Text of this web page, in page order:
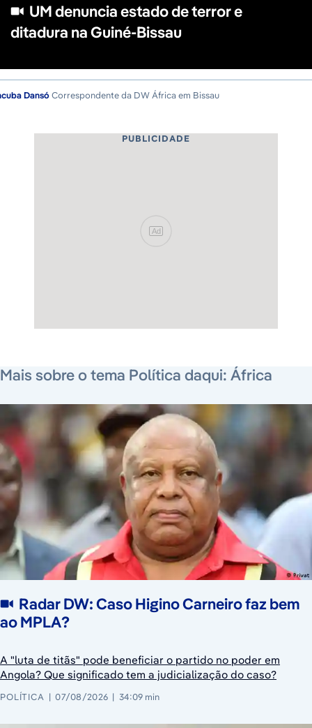
UM denuncia estado de terror e
ditadura na Guiné-Bissau
DansóCorrespondente da DW África em Bissau
PUBLICIDADE
Ad
Mais sobre o tema Política daqui: África
Radar DW: Caso Higino Carneiro faz bem
ao MPLA?
A "luta de titãs" pode beneficiar o partido no poder em
Angola? Que significado tem a judicialização do caso?
POLÍTICA 07/08/2026
7 de agosto de 2026
34:09 min
7 de agosto de 2026
3 de agosto de 2026